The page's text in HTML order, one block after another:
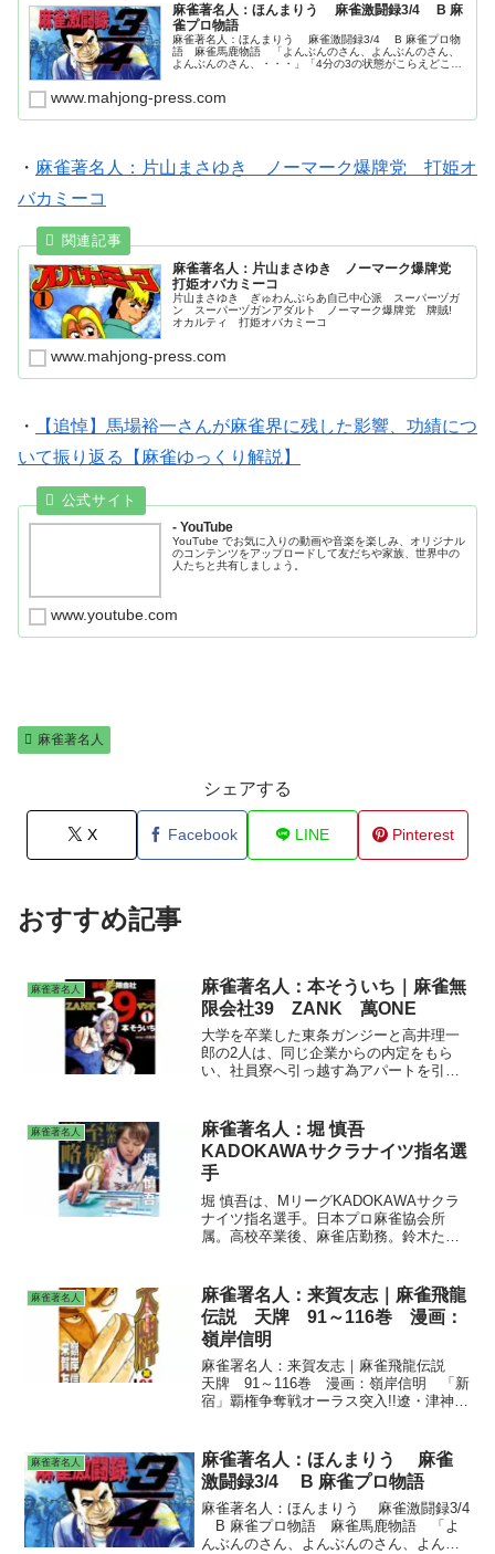
麻雀著名人：ほんまりう 麻雀激闘録3/4 B 麻
雀プロ物語
麻雀著名人：ほんまりう 麻雀激闘録3/4 B 麻雀プロ物
語 麻雀馬鹿物語 「よんぶんのさん、よんぶんのさん、
よんぶんのさん、・・・」「4分の3の状態がこらえどころ
www.mahjong-press.com
・ 麻雀著名人：片山まさゆき ノーマーク爆牌党 打姫オ
バカミーコ
麻雀著名人：片山まさゆき ノーマーク爆牌党
打姫オバカミーコ
片山まさゆき ぎゅわんぶらあ自己中心派 スーパーヅガ
ン スーパーヅガンアダルト ノーマーク爆牌党 牌賊!
オカルティ 打姫オバカミーコ
www.mahjong-press.com
・
【追悼】馬場裕一さんが麻雀界に残した影響、功績につ
いて振り返る【麻雀ゆっくり解説】
- YouTube
YouTube でお気に入りの動画や音楽を楽しみ、オリジナル
のコンテンツをアップロードして友だちや家族、世界中の
人たちと共有しましょう。
www.youtube.com
麻雀著名人
シェアする
X Facebook LINE Pinterest
おすすめ記事
麻雀著名人
麻雀著名人：本そういち｜麻雀無
限会社39 ZANK 萬ONE
大学を卒業した東条ガンジーと高井理一
郎の2人は、同じ企業からの内定をもら
い、社員寮へ引っ越す為アパートを引き
39 ZANK」を設立した。他に、「フリ
ー雀荘最強伝説 萬ONE」、「麻雀新世
紀 赤の伝説」。
麻雀著名人
麻雀著名人：堀 慎吾
KADOKAWAサクラナイツ指名選
手
堀 慎吾は、MリーグKADOKAWAサクラ
ナイツ指名選手。日本プロ麻雀協会所
属。高校卒業後、麻雀店勤務。鈴木たろ
るんです。
麻雀著名人
麻雀署名人：来賀友志｜麻雀飛龍
伝説 天牌 91～116巻 漫画：
嶺岸信明
麻雀署名人：来賀友志｜麻雀飛龍伝説
天牌 91～116巻 漫画：嶺岸信明 「新
宿」覇権争奪戦オーラス突入!!遼・津神
拮抗、死闘を打ち破り覇者となる者は!?
一方、渋谷にて火蓋を切った黒流会選抜
戦！最強の８人が立つ舞台へ用意された
２つの椅子を巡り、三國・八角・山田・
井河が己の全てを賭して鎬を削る!!黒流会
の名を背負い、決戦の場へ歩みを進める
麻雀著名人
麻雀著名人：ほんまりう 麻雀
激闘録3/4 B 麻雀プロ物語
麻雀著名人：ほんまりう 麻雀激闘録3/4
B 麻雀プロ物語 麻雀馬鹿物語 「よ
んぶんのさん、よんぶんのさん、よんぶ